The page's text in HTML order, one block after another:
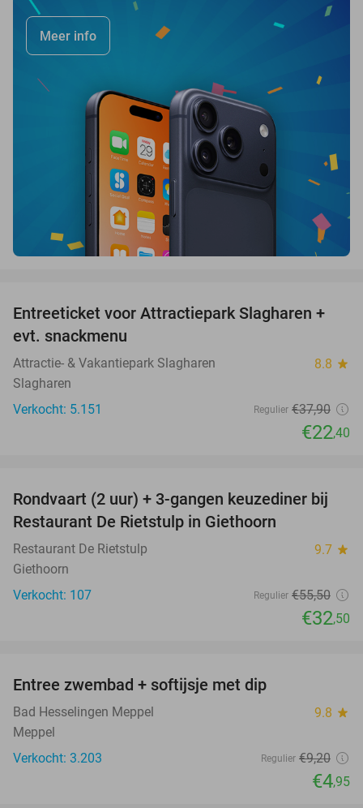
Meer info
41%
Entreeticket voor Attractiepark Slagharen +
evt. snackmenu
Attractie- & Vakantiepark Slagharen 8.8 star
Slagharen
Verkocht: 5.151
Regulier €37,90
€22,40
41%
Rondvaart (2 uur) + 3-gangen keuzediner bij
Restaurant De Rietstulp in Giethoorn
Restaurant De Rietstulp 9.7 star
Giethoorn
Verkocht: 107
Regulier €55,50
€32,50
Entree zwembad + softijsje met dip
Bad Hesselingen Meppel 9.8 star
Meppel
Verkocht: 3.203
Regulier €9,20
€4,95